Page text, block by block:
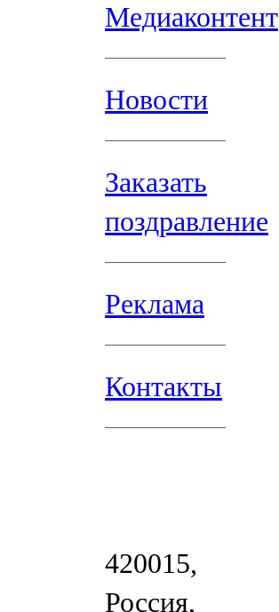
Медиаконтент
Новости
Заказать
поздравление
Реклама
Контакты
420015,
Россия,